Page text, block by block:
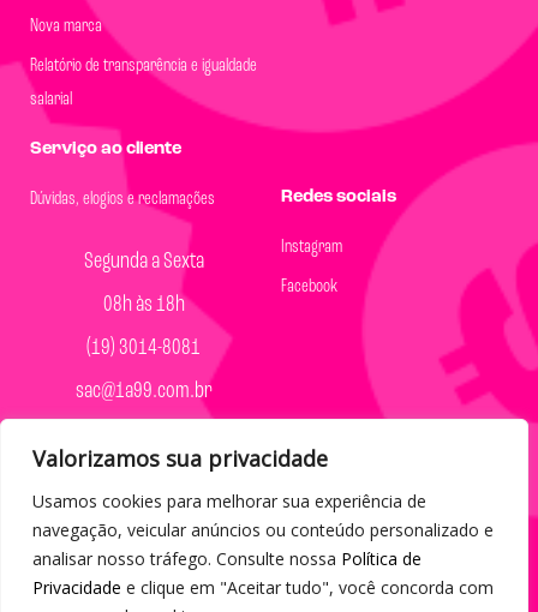
Valorizamos sua privacidade
Usamos cookies para melhorar sua experiência de
navegação, veicular anúncios ou conteúdo personalizado e
analisar nosso tráfego. Consulte nossa Política de
Privacidade e clique em "Aceitar tudo", você concorda com
Nova marca
Relatório de transparência e igualdade
salarial
Serviço ao cliente
Dúvidas, elogios e reclamações
Segunda a Sexta
08h às 18h
(19) 3014-8081
sac@1a99.com.br
Redes sociais
Instagram
Facebook
Formas de pagamento
Dinheiro e Pix